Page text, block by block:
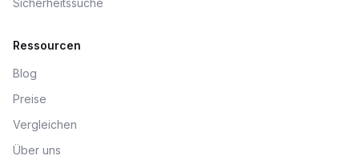
Sicherheitssuche
Ressourcen
Blog
Preise
Vergleichen
Über uns